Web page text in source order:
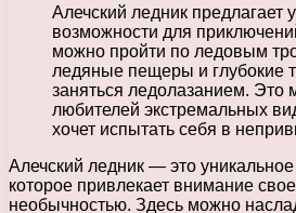
Алечский ледник предлагает
возможности для
можно пройти по ледовым
ледяные пещеры и глубокие
заняться ледолазанием. Это
любителей экстремальных
хочет испытать себя в
Алечский ледник — это
которое привлекает внимание
необычностью. Здесь можно